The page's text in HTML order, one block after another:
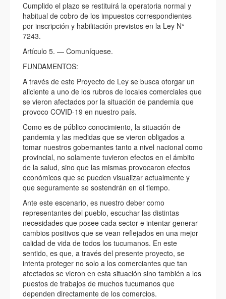
Cumplido el plazo se restituirá la operatoria normal y
habitual de cobro de los impuestos correspondientes
por inscripción y habilitación previstos en la Ley N°
7243.
Artículo 5. — Comuníquese.
FUNDAMENTOS:
A través de este Proyecto de Ley se busca otorgar un
aliciente a uno de los rubros de locales comerciales que
se vieron afectados por la situación de pandemia que
provoco COVID-19 en nuestro país.
Como es de público conocimiento, la situación de
pandemia y las medidas que se vieron obligados a
tomar nuestros gobernantes tanto a nivel nacional como
provincial, no solamente tuvieron efectos en el ámbito
de la salud, sino que las mismas provocaron efectos
económicos que se pueden visualizar actualmente y
que seguramente se sostendrán en el tiempo.
Ante este escenario, es nuestro deber como
representantes del pueblo, escuchar las distintas
necesidades que posee cada sector e intentar generar
cambios positivos que se vean reflejados en una mejor
calidad de vida de todos los tucumanos. En este
sentido, es que, a través del presente proyecto, se
intenta proteger no solo a los comerciantes que tan
afectados se vieron en esta situación sino también a los
puestos de trabajos de muchos tucumanos que
dependen directamente de los comercios.